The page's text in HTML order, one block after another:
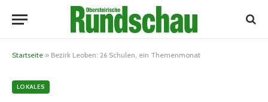
Startseite » Bezirk Leoben: 26 Schulen, ein Themenmonat
LOKALES